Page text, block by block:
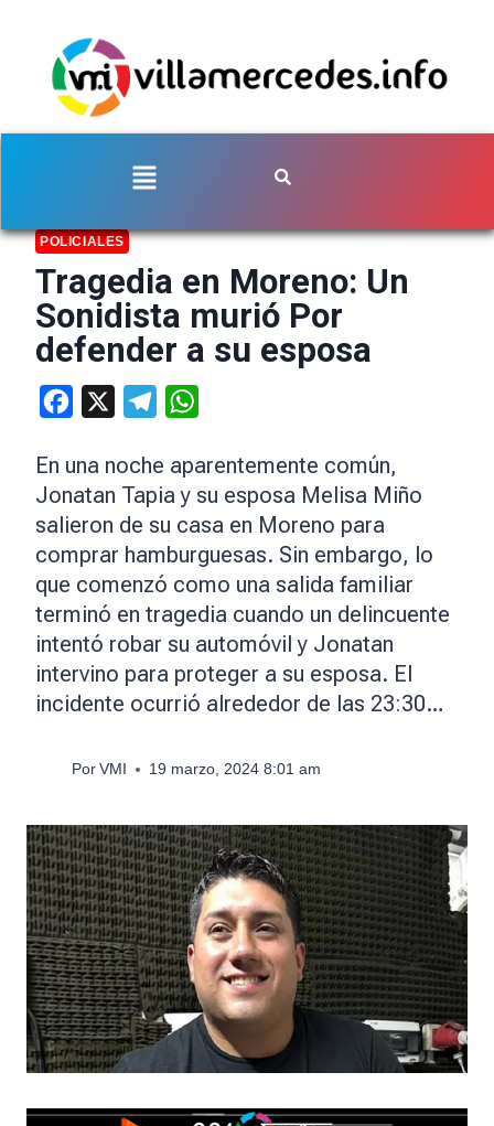
POLICIALES
Tragedia en Moreno: Un
Sonidista murió Por
defender a su esposa
Facebook Telegram
En una noche aparentemente común,
Jonatan Tapia y su esposa Melisa Miño
salieron de su casa en Moreno para
comprar hamburguesas. Sin embargo, lo
que comenzó como una salida familiar
terminó en tragedia cuando un delincuente
intentó robar su automóvil y Jonatan
intervino para proteger a su esposa. El
incidente ocurrió alrededor de las 23:30…
Por VMI 19 marzo, 2024 8:01 am